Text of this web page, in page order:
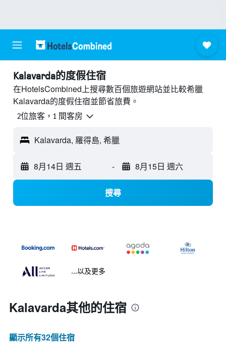
Kalavarda的度假住宿
在HotelsCombined上搜尋數百個旅遊網站並比較希臘
Kalavarda的度假住宿並節省旅費。
2位旅客，1 間客房
Kalavarda, 羅得島, 希臘
8月14日 週五 - 8月15日 週六
搜尋
...以及更多
Kalavarda​其他的住宿
顯示所有32​個住宿